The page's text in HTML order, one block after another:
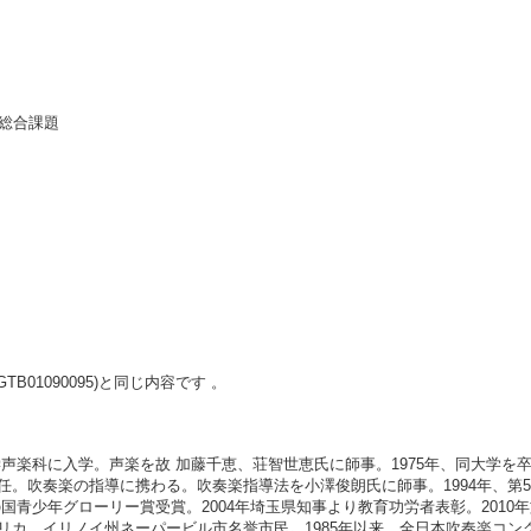
合課題
と同じ内容です 。
楽科に入学。声楽を故 加藤千恵、荘智世恵氏に師事。1975年、同大学を
。吹奏楽の指導に携わる。吹奏楽指導法を小澤俊朗氏に師事。1994年、第
青少年グローリー賞受賞。2004年埼玉県知事より教育功労者表彰。2010